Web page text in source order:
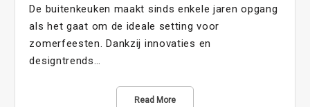
De buitenkeuken maakt sinds enkele jaren opgang
als het gaat om de ideale setting voor
zomerfeesten. Dankzij innovaties en
designtrends…
Read More